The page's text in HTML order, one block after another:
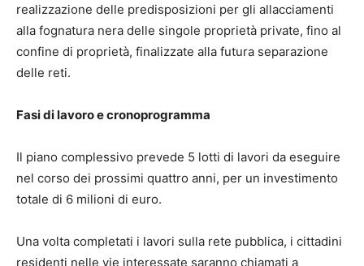
realizzazione delle predisposizioni per gli allacciamenti
alla fognatura nera delle singole proprietà private, fino al
confine di proprietà, finalizzate alla futura separazione
delle reti.
Fasi di lavoro e cronoprogramma
Il piano complessivo prevede 5 lotti di lavori da eseguire
nel corso dei prossimi quattro anni, per un investimento
totale di 6 milioni di euro.
Una volta completati i lavori sulla rete pubblica, i cittadini
residenti nelle vie interessate saranno chiamati a